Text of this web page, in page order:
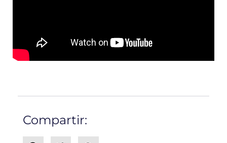
Compartir: